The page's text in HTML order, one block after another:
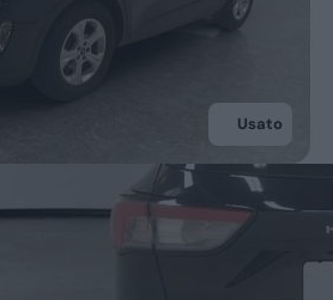
Fiat
Dacia
Usato